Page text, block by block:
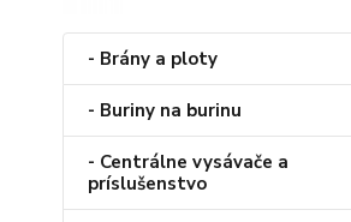
- Brány a ploty
- Buriny na burinu
- Centrálne vysávače a
príslušenstvo